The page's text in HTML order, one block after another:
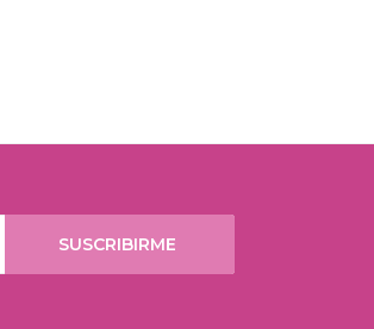
SUSCRIBIRME